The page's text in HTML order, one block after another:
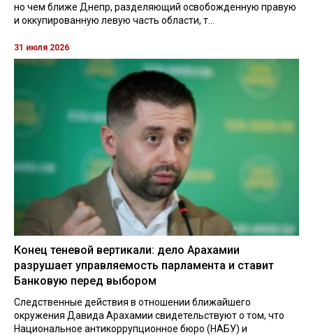
но чем ближе Днепр, разделяющий освобожденную правую
и оккупированную левую часть области, т...
31 июля 2026
Конец теневой вертикали: дело Арахамии
разрушает управляемость парламента и ставит
Банковую перед выбором
Следственные действия в отношении ближайшего
окружения Давида Арахамии свидетельствуют о том, что
Национальное антикоррупционное бюро (НАБУ) и